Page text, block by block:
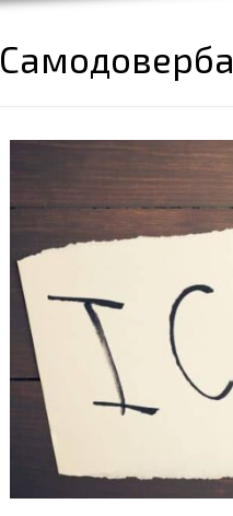
Самодоверба